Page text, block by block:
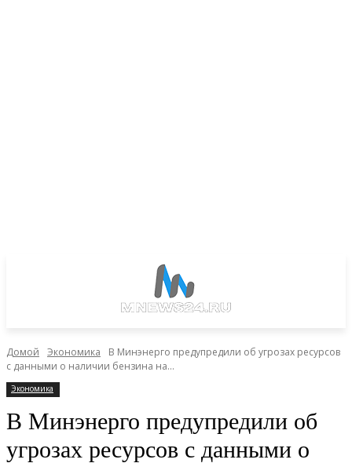
Домой Экономика
В Минэнерго предупредили об угрозах ресурсов
с данными о наличии бензина на...
Экономика
В Минэнерго предупредили об
угрозах ресурсов с данными о